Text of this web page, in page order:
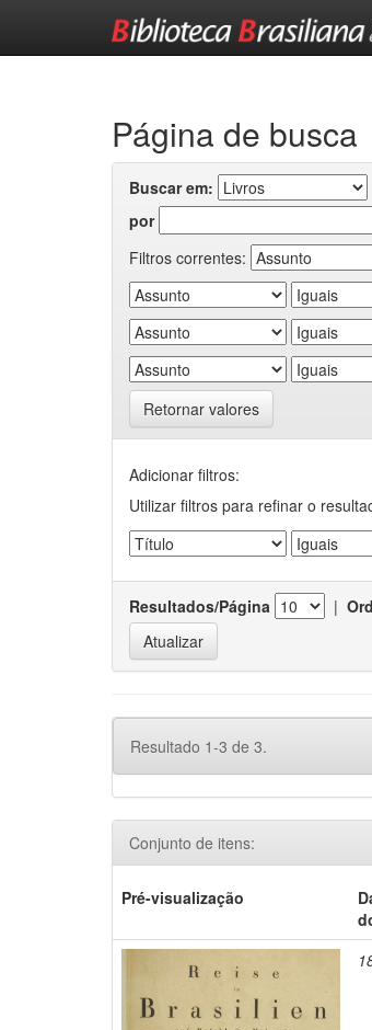
Página de busca
Buscar em:
por
Filtros correntes:
Retornar valores
Adicionar filtros:
Utilizar filtros para refinar o
Resultados/Página |
Resultado 1-3 de 3.
Conjunto de itens:
Pré-visualização